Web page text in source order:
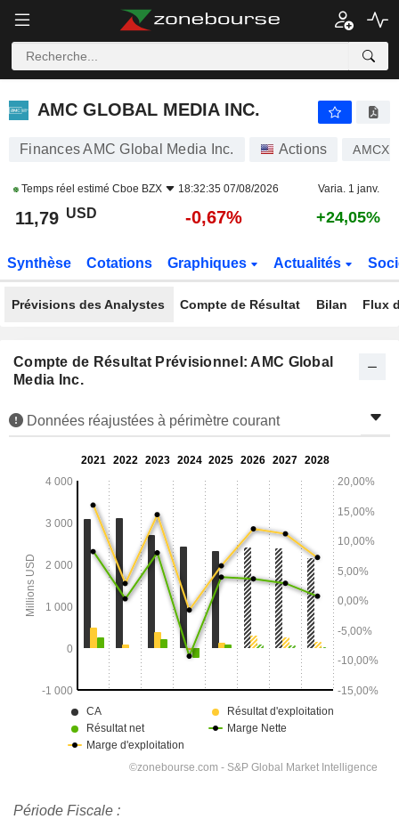
AMC GLOBAL MEDIA INC.
AMC GLOBAL MEDIA INC.
Finances AMC Global Media Inc. Actions AMCX
Temps réel estimé Cboe BZX 18:32:35 07/08/2026 Varia. 1 janv.
11,79 USD -0,67% +24,05%
Synthèse Cotations Graphiques Actualités
Prévisions des Analystes Compte de Résultat Bilan Flux
Compte de Résultat Prévisionnel: AMC Global
Media Inc.
Données réajustées à périmètre courant
Période Fiscale :